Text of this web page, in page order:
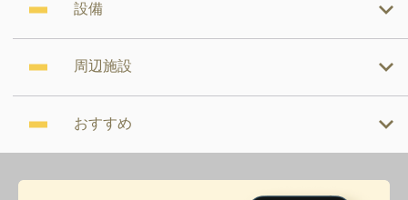
設備
周辺施設
おすすめ